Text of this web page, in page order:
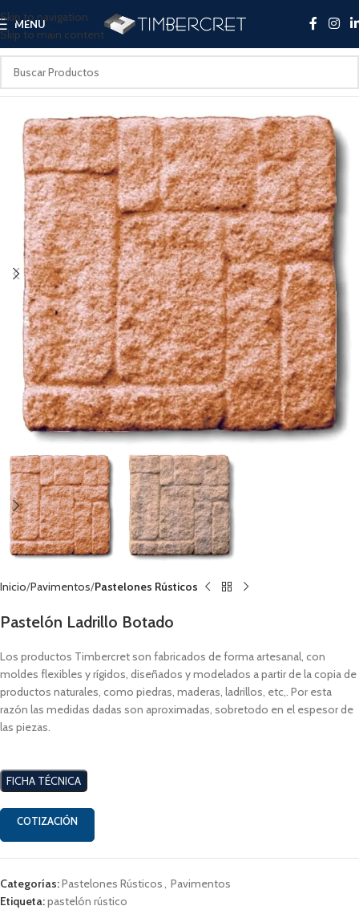
Skip to navigation
Skip to main content
MENU
Inicio Pavimentos Pastelones Rústicos
Pastelón Ladrillo Botado
Los productos Timbercret son fabricados de forma artesanal, con
moldes flexibles y rígidos, diseñados y modelados a partir de la copia de
productos naturales, como piedras, maderas, ladrillos, etc,. Por esta
razón las medidas dadas son aproximadas, sobretodo en el espesor de
las piezas.
FICHA TÉCNICA
COTIZACIÓN
Categorías:Pastelones Rústicos, Pavimentos
Etiqueta:pastelón rústico